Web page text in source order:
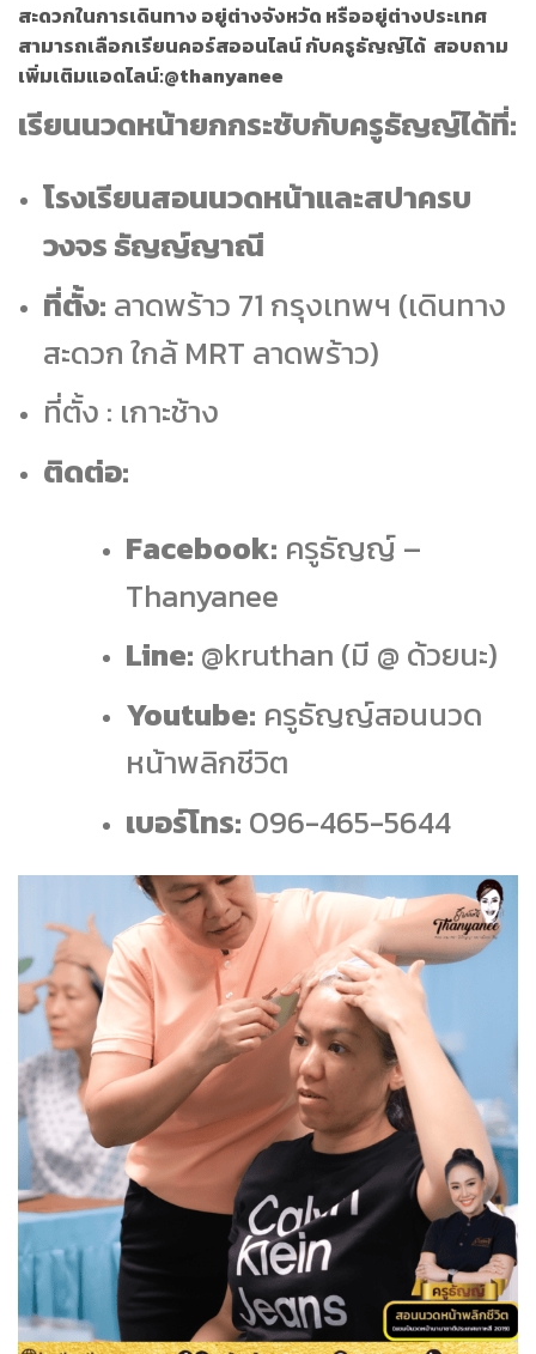
สะดวกในการเดินทาง อยู่ต่างจังหวัด หรืออยู่ต่างประเทศ
สามารถเลือกเรียนคอร์สออนไลน์ กับครูธัญญ์ได้ สอบถาม
เพิ่มเติมแอดไลน์:@thanyanee
เรียนนวดหน้ายกกระชับกับครูธัญญ์ได้ที่:
โรงเรียนสอนนวดหน้าและสปาครบ
วงจร ธัญญ์ญาณี
ที่ตั้ง: ลาดพร้าว 71 กรุงเทพฯ (เดินทาง
สะดวก ใกล้ MRT ลาดพร้าว)
ที่ตั้ง : เกาะช้าง
ติดต่อ:
Facebook: ครูธัญญ์ –
Thanyanee
Line: @kruthan (มี @ ด้วยนะ)
Youtube: ครูธัญญ์สอนนวด
หน้าพลิกชีวิต
เบอร์โทร: 096-465-5644